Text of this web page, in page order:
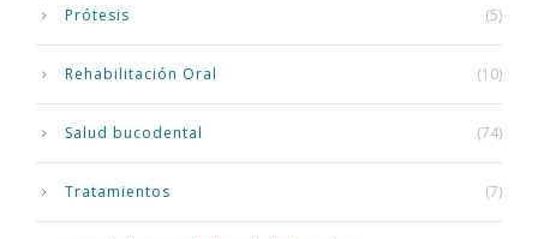
Prótesis (5)
Rehabilitación Oral (10)
Salud bucodental (74)
Tratamientos (7)